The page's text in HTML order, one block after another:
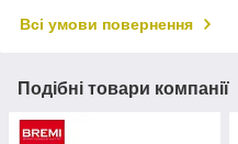
Всі умови повернення
Подібні товари компанії